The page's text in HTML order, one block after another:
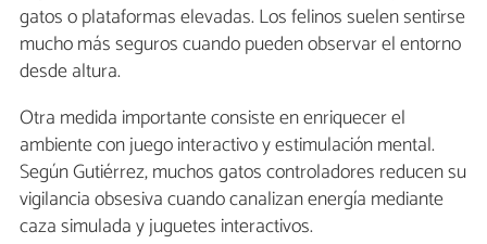
gatos o plataformas elevadas. Los felinos suelen sentirse
mucho más seguros cuando pueden observar el entorno
desde altura.
Otra medida importante consiste en enriquecer el
ambiente con juego interactivo y estimulación mental.
Según Gutiérrez, muchos gatos controladores reducen su
vigilancia obsesiva cuando canalizan energía mediante
caza simulada y juguetes interactivos.